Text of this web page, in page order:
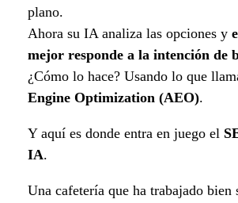
plano.
Ahora su IA analiza las opciones y
mejor responde a la intención de
¿Cómo lo hace? Usando lo que
Engine Optimization (AEO).
Y aquí es donde entra en juego el
IA.
Una cafetería que ha trabajado bien